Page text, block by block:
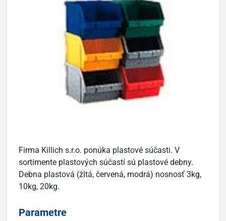
Firma Killich s.r.o. ponúka plastové súčasti. V
sortimente plastových súčastí sú plastové debny.
Debna plastová (žltá, červená, modrá) nosnosť 3kg,
10kg, 20kg.
Parametre